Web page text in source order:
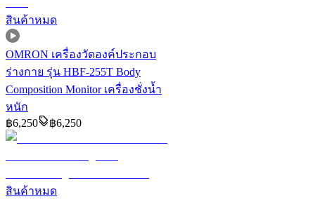
สินค้าหมด
OMRON เครื่องวัดองค์ประกอบ
ร่างกาย รุ่น HBF-255T Body
Composition Monitor เครื่องชั่งน้ำ
หนัก
฿6,250 ฿6,250
สินค้าหมด